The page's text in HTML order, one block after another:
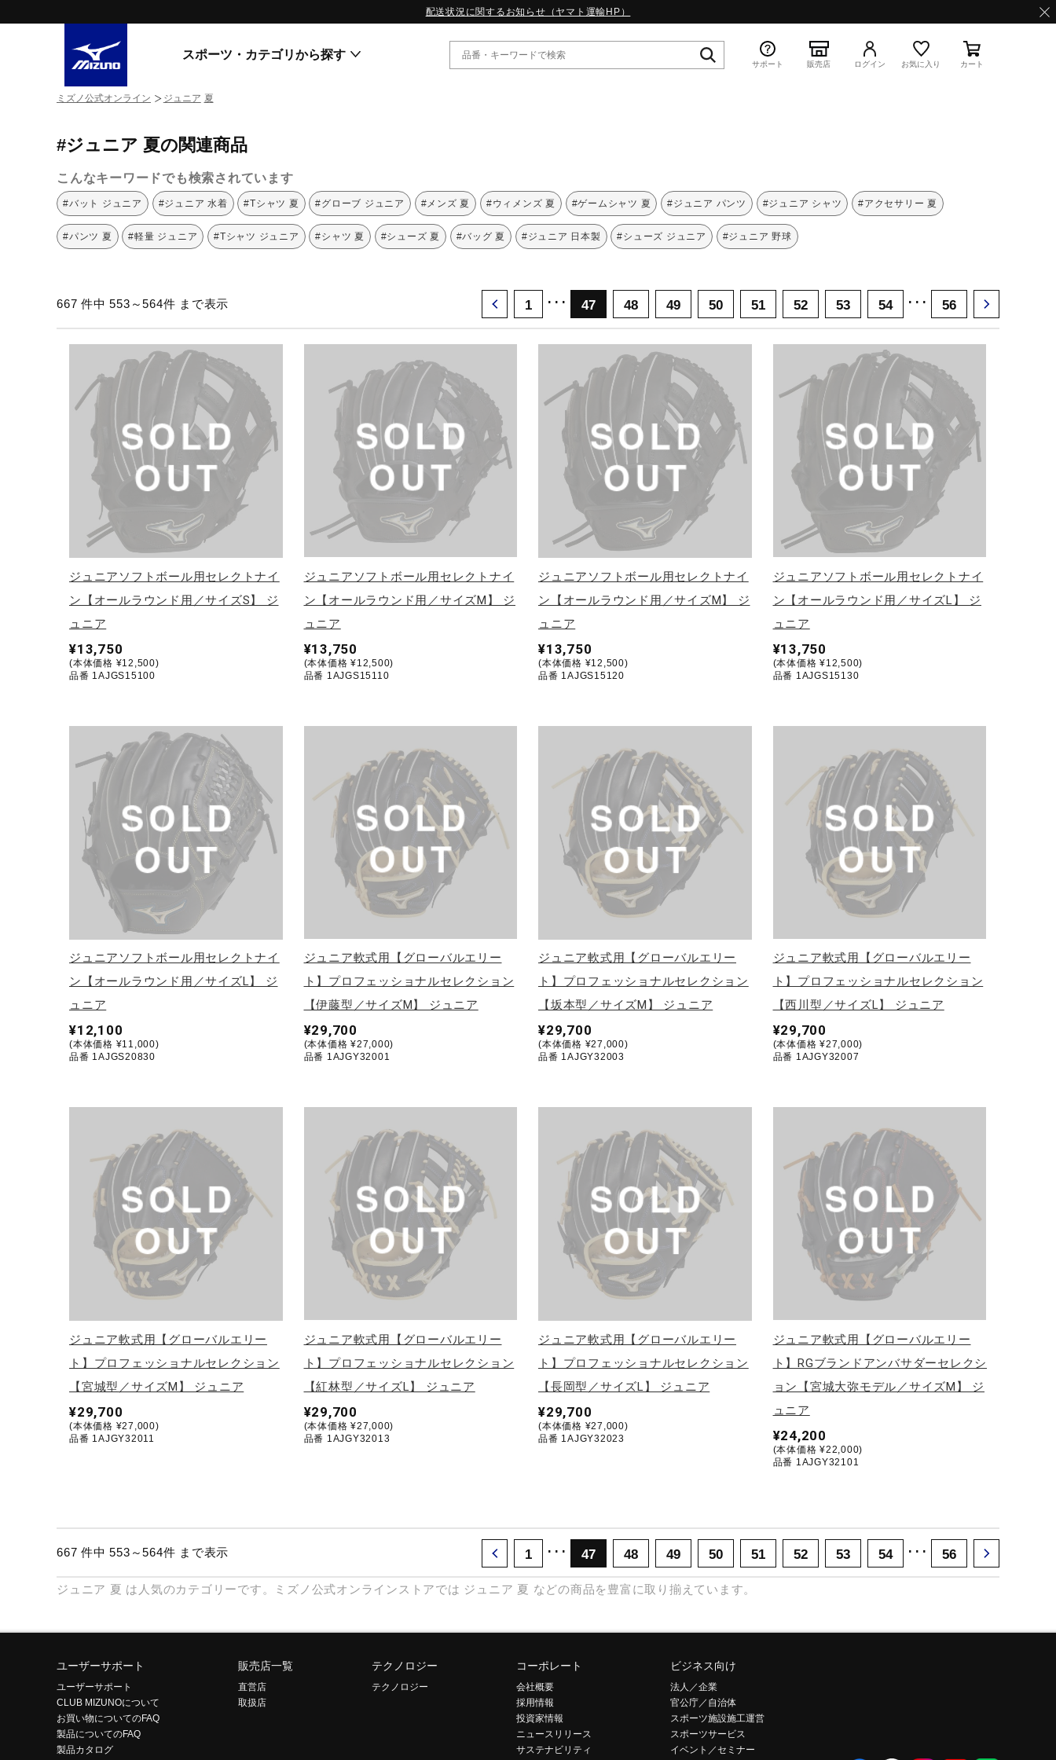
配送状況に関するお知らせ（ヤマト運輸HP）
スポーツ・カテゴリから探す
ライフスタイルウエア
ランニング
サッカー／フットサル
トレーニング
バレーボール
テニス／ソフトテニス
バドミントン
陸上競技
ソフトボール
ウィンタースポーツ
ウォーキングシューズ
ライフスタイルグッズ
インナー
寝具／ミズノスリープ
健康／エクササイズ
ジュニア／キッズ
メディカル
コラボ／ライセンス
セール
WAVE PROPHECY
MORELIA LS
WAVE RIDER
MXR
ゴアテックス
W.PROPHECY1｜特集
WP MAGIC MITA｜特集
WP STRAP｜特集
スペシャルカラーパック｜特集
スニーカー商品をすべて見る
サポート 販売店 ログイン お気に入り カート
ミズノ公式オンライン ジュニア 夏
#ジュニア 夏の関連商品
こんなキーワードでも検索されています
#バット ジュニア #ジュニア 水着 #Tシャツ 夏 #グローブ ジュニア #メンズ 夏 #ウィメンズ 夏 #ゲームシャツ 夏 #ジュニア パンツ #ジュニア シャツ #アクセサリー 夏
#パンツ 夏 #軽量 ジュニア #Tシャツ ジュニア #シャツ 夏 #シューズ 夏 #バッグ 夏 #ジュニア 日本製 #シューズ ジュニア #ジュニア 野球
667 件中 553～564件 まで表示 1 ･･･ 47 48 49 50 51 52 53 54 ･･･ 56
ジュニアソフトボール用セレクトナイ
ン【オールラウンド用／サイズS】 ジ
ュニア
¥13,750
(本体価格 ¥12,500)
品番 1AJGS15100
ジュニアソフトボール用セレクトナイ
ン【オールラウンド用／サイズM】 ジ
ュニア
¥13,750
(本体価格 ¥12,500)
品番 1AJGS15110
ジュニアソフトボール用セレクトナイ
ン【オールラウンド用／サイズM】 ジ
ュニア
¥13,750
(本体価格 ¥12,500)
品番 1AJGS15120
ジュニアソフトボール用セレクトナイ
ン【オールラウンド用／サイズL】 ジ
ュニア
¥13,750
(本体価格 ¥12,500)
品番 1AJGS15130
ジュニアソフトボール用セレクトナイ
ン【オールラウンド用／サイズL】 ジ
ュニア
¥12,100
(本体価格 ¥11,000)
品番 1AJGS20830
ジュニア軟式用【グローバルエリー
ト】プロフェッショナルセレクション
【伊藤型／サイズM】 ジュニア
¥29,700
(本体価格 ¥27,000)
品番 1AJGY32001
ジュニア軟式用【グローバルエリー
ト】プロフェッショナルセレクション
【坂本型／サイズM】 ジュニア
¥29,700
(本体価格 ¥27,000)
品番 1AJGY32003
ジュニア軟式用【グローバルエリー
ト】プロフェッショナルセレクション
【西川型／サイズL】 ジュニア
¥29,700
(本体価格 ¥27,000)
品番 1AJGY32007
ジュニア軟式用【グローバルエリー
ト】プロフェッショナルセレクション
【宮城型／サイズM】 ジュニア
¥29,700
(本体価格 ¥27,000)
品番 1AJGY32011
ジュニア軟式用【グローバルエリー
ト】プロフェッショナルセレクション
【紅林型／サイズL】 ジュニア
¥29,700
(本体価格 ¥27,000)
品番 1AJGY32013
ジュニア軟式用【グローバルエリー
ト】プロフェッショナルセレクション
【長岡型／サイズL】 ジュニア
¥29,700
(本体価格 ¥27,000)
品番 1AJGY32023
ジュニア軟式用【グローバルエリー
ト】RGブランドアンバサダーセレクシ
ョン【宮城大弥モデル／サイズM】 ジ
ュニア
¥24,200
(本体価格 ¥22,000)
品番 1AJGY32101
667 件中 553～564件 まで表示 1 ･･･ 47 48 49 50 51 52 53 54 ･･･ 56
ジュニア 夏 は人気のカテゴリーです。ミズノ公式オンラインストアでは ジュニア 夏 などの商品を豊富に取り揃えています。
ユーザーサポート
ユーザーサポート
CLUB MIZUNOについて
お買い物についてのFAQ
製品についてのFAQ
製品カタログ
販売店一覧
直営店
取扱店
テクノロジー
テクノロジー
コーポレート
会社概要
採用情報
投資家情報
ニュースリリース
サステナビリティ
ビジネス向け
法人／企業
官公庁／自治体
スポーツ施設施工運営
スポーツサービス
イベント／セミナー